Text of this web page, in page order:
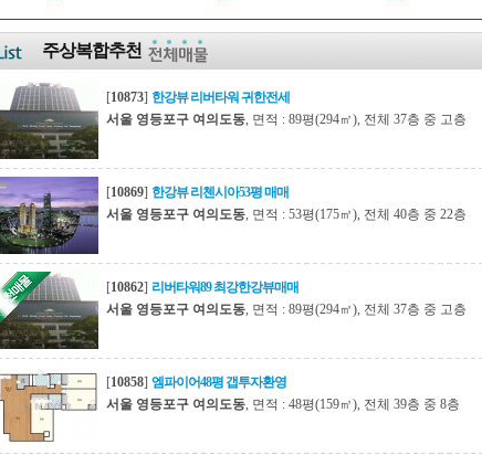
주상복합추천
[10873] 한강뷰 리버타워 귀한전세
서울 영등포구 여의도동, 면적 : 89평(294㎡), 전체 37층 중 고층
[10869] 한강뷰 리첸시아53평 매매
서울 영등포구 여의도동, 면적 : 53평(175㎡), 전체 40층 중 22층
[10862] 리버타워89 최강한강뷰매매
서울 영등포구 여의도동, 면적 : 89평(294㎡), 전체 37층 중 고층
[10858] 엠파이어48평 갭투자환영
서울 영등포구 여의도동, 면적 : 48평(159㎡), 전체 39층 중 8층